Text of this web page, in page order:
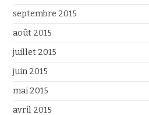
septembre 2015
août 2015
juillet 2015
juin 2015
mai 2015
avril 2015